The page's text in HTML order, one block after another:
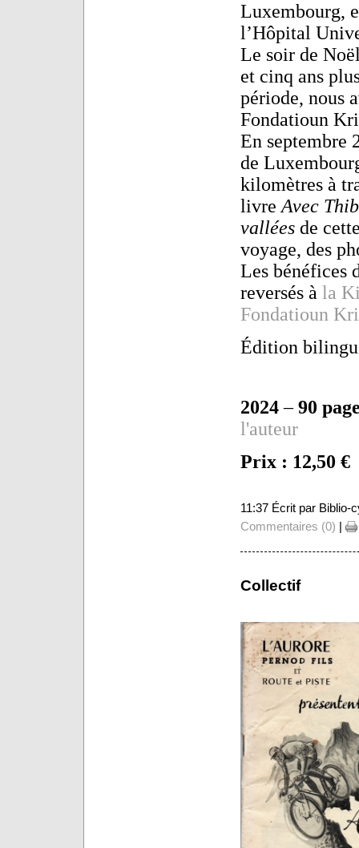
Luxembourg,
l’Hôpital
Le soir de
et cinq ans
période, nous
Fondatioun
En septembre
de
kilomètres à
livreAvec
valléesde
voyage, des
Les bénéfices
reversés à la
Fondatioun
Édition
2024–90
l'auteur
Prix : 12,50 €
11:37 Écrit par Biblio-
Commentaires (0) |
Collectif